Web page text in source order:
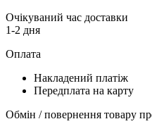
Очікуваний час доставки
1-2 дня
Оплата
Накладений платіж
Передплата на карту
Обмін / повернення товару